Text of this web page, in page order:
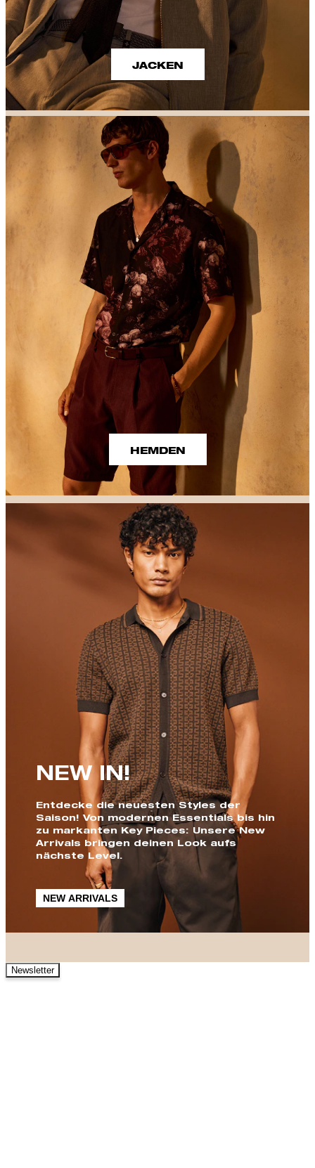
JACKEN
HEMDEN
NEW IN!
Entdecke die neuesten Styles der
Saison! Von modernen Essentials bis hin
zu markanten Key Pieces: Unsere New
Arrivals bringen deinen Look aufs
nächste Level.
NEW ARRIVALS
Newsletter